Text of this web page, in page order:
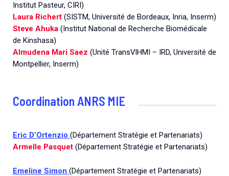
Institut Pasteur, CIRI)
Laura Richert (SISTM, Université de Bordeaux, Inria, Inserm)
Steve Ahuka (Institut National de Recherche Biomédicale
de Kinshasa)
Almudena Mari Saez (Unité TransVIHMI – IRD, Université de
Montpellier, Inserm)
Coordination ANRS MIE
Eric D’Ortenzio (Département Stratégie et Partenariats)
Armelle Pasquet (Département Stratégie et Partenariats)
Emeline Simon (Département Stratégie et Partenariats)